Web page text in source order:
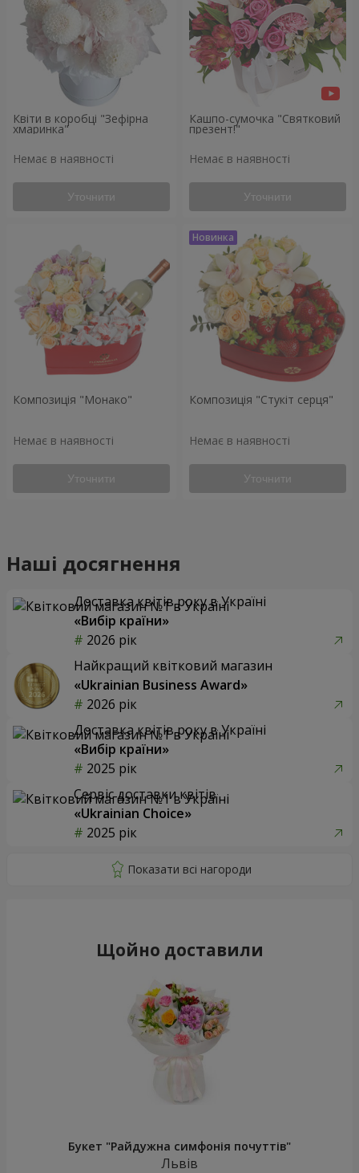
Квіти в коробці "Зефірна
хмаринка"
Немає в наявності
Уточнити
Кашпо-сумочка "Святковий
презент!"
Немає в наявності
Уточнити
Композиція "Монако"
Немає в наявності
Уточнити
Композиція "Стукіт серця"
Немає в наявності
Уточнити
Наші досягнення
Доставка квітів року в Україні
«Вибір країни»
2026 рік
Найкращий квітковий магазин
«Ukrainian Business Award»
2026 рік
Доставка квітів року в Україні
«Вибір країни»
2025 рік
Сервіс доставки квітів
«Ukrainian Choice»
2025 рік
Щойно доставили
Букет "Райдужна симфонія почуттів"
Львів